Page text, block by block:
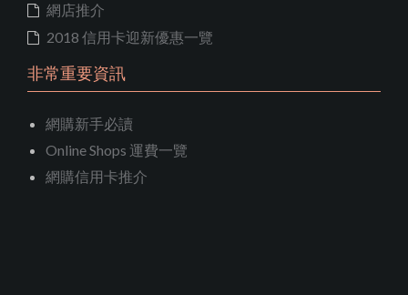
網店推介
2018 信用卡迎新優惠一覽
非常重要資訊
網購新手必讀
Online Shops 運費一覽
網購信用卡推介